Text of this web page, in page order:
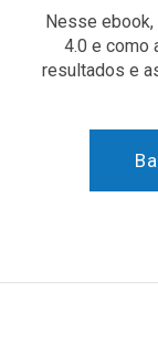
Nesse
4.0 e como
resultados e